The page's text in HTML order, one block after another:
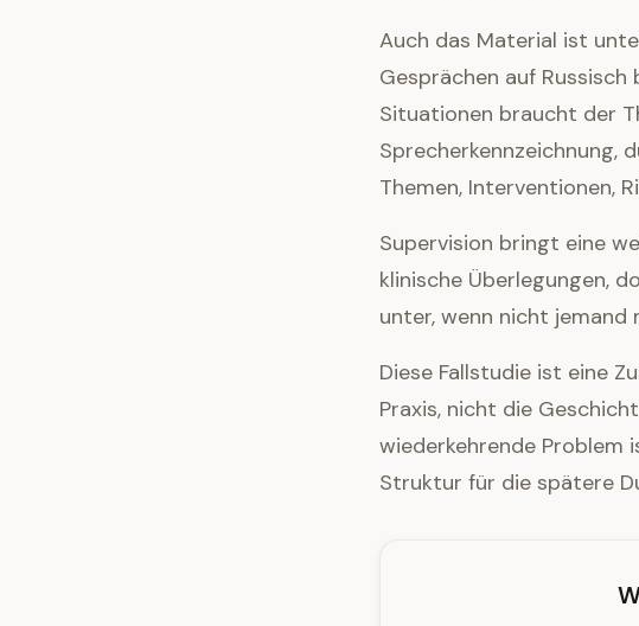
Auch das Material ist
Gesprächen auf Russisch
Situationen braucht der
Sprecherkennzeichnung,
Themen, Interventionen,
Supervision bringt eine
klinische Überlegungen,
unter, wenn nicht
Diese Fallstudie ist eine
Praxis, nicht die
wiederkehrende Problem
Struktur für die spätere